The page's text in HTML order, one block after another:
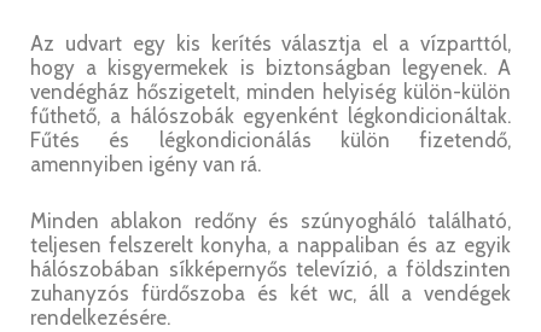
Az udvart egy kis kerítés választja el a vízparttól,
hogy a kisgyermekek is biztonságban legyenek. A
vendégház hőszigetelt, minden helyiség külön-külön
fűthető, a hálószobák egyenként légkondicionáltak.
Fűtés és légkondicionálás külön fizetendő,
amennyiben igény van rá.
Minden ablakon redőny és szúnyogháló található,
teljesen felszerelt konyha, a nappaliban és az egyik
hálószobában síkképernyős televízió, a földszinten
zuhanyzós fürdőszoba és két wc, áll a vendégek
rendelkezésére.